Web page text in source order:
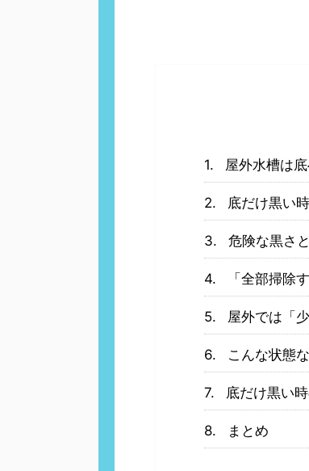
屋外水槽は
底だけ黒い
危険な黒さ
「全部掃除
屋外では「
こんな状態
底だけ黒い
まとめ